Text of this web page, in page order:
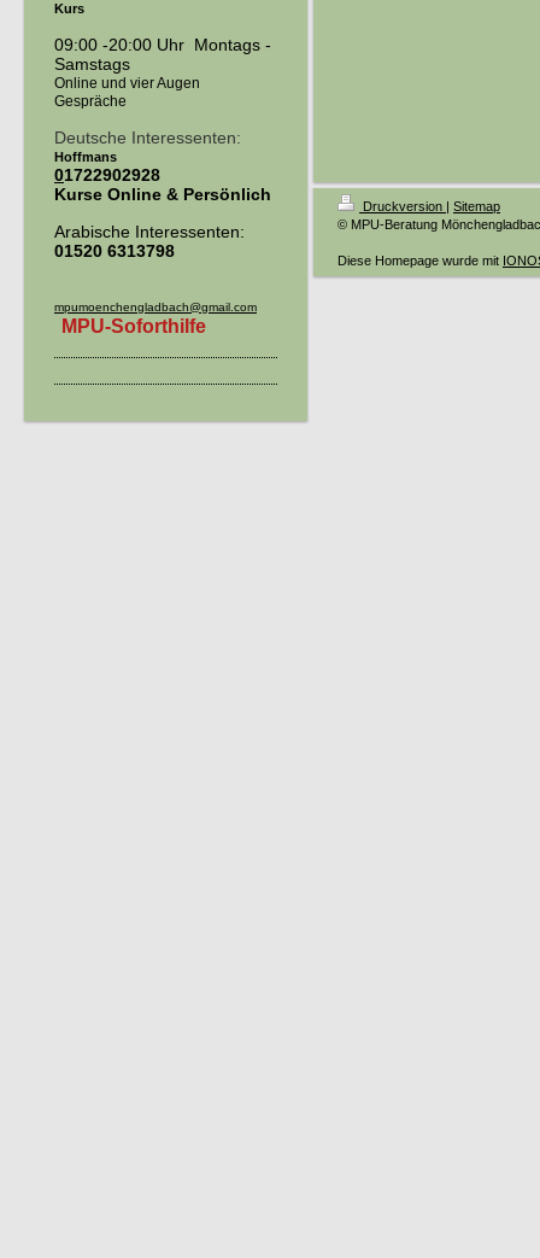
Kurs
09:00 -20:00 Uhr Montags -
Samstags
Online und vier Augen
Gespräche
Deutsche Interessenten:
Hoffmans
01722902928
Kurse Online & Persönlich
Arabische Interessenten:
01520 6313798
mpumoenchengladbach@gmail.com
MPU-Soforthilfe
Druckversion | Sitemap
© MPU-Beratung
Diese Homepage wurde mit